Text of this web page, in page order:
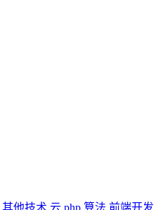
其他技术 云 php 算法 前端开发